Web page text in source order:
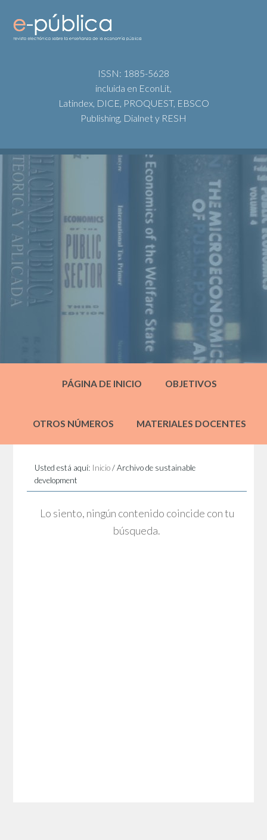
ISSN: 1885-5628
incluida en EconLit,
Latindex, DICE, PROQUEST, EBSCO
Publishing, Dialnet y RESH
PÁGINA DE INICIO OBJETIVOS
OTROS NÚMEROS MATERIALES DOCENTES
Usted está aquí: Inicio /Archivo de sustainable
development
Lo siento, ningún contenido coincide con tu
búsqueda.